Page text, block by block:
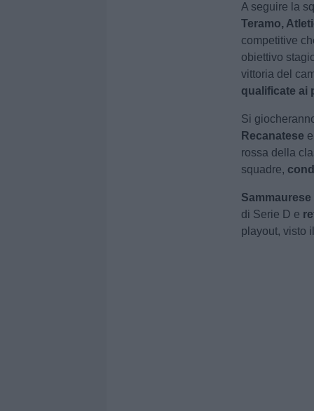
A seguire la
Teramo,
competitive
obiettivo
vittoria del
qualificate ai
Si
Recanatese e
rossa della
squadre,
Sammaurese
di Serie D e
playout, visto